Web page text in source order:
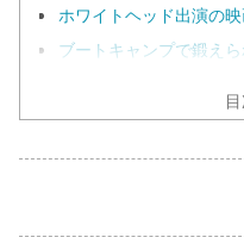
ホワイトヘッド出演の
ブートキャンプで鍛え